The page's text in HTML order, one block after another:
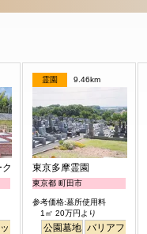
ト 見晴らし・眺望
霊園 9.46km
東京多摩霊園
東京都 町田市
参考価格:墓所使用料
1㎡ 20万円より
公園墓地 バリアフリー